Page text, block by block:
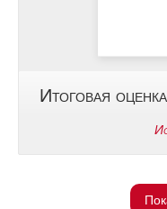
Итоговая